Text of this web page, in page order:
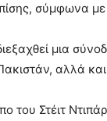
σύμφωνα
μια
αλλά
Στέιτ